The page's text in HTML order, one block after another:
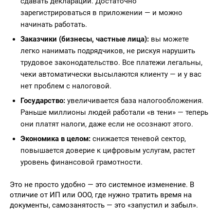
зарегистрироваться в приложении — и можно
начинать работать.
Заказчики (бизнесы, частные лица): вы можете
легко нанимать подрядчиков, не рискуя нарушить
трудовое законодательство. Все платежи легальны,
чеки автоматически высылаются клиенту — и у вас
нет проблем с налоговой.
Государство: увеличивается база налогообложения.
Раньше миллионы людей работали «в тени» — теперь
они платят налоги, даже если не осознают этого.
Экономика в целом: снижается теневой сектор,
повышается доверие к цифровым услугам, растет
уровень финансовой грамотности.
Это не просто удобно — это системное изменение. В
отличие от ИП или ООО, где нужно тратить время на
документы, самозанятость — это «запустил и забыл».